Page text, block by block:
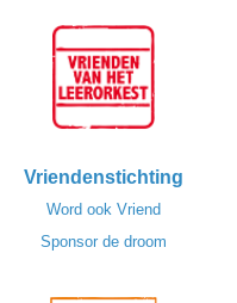
Vriendenstichting
Word ook Vriend
Sponsor de droom